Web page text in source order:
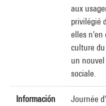
aux
privilégié
elles n'en
culture
un
sociale.
Información
Journée